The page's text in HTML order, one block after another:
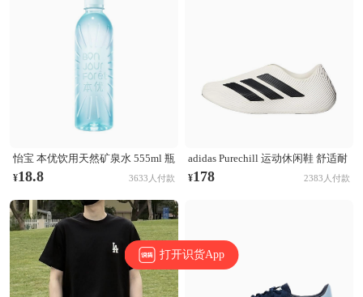
怡宝 本优饮用天然矿泉水 555ml 瓶
装 膜包装非矿泉水
¥18.8 3633人付款
adidas Purechill 运动休闲鞋 舒适耐
磨防滑贴合 亮白色/黑色
¥178 2383人付款
打开识货App